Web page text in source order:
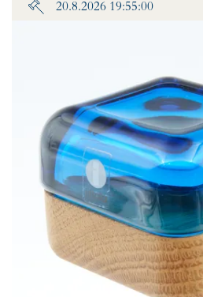
20.8.2026 19:55:00